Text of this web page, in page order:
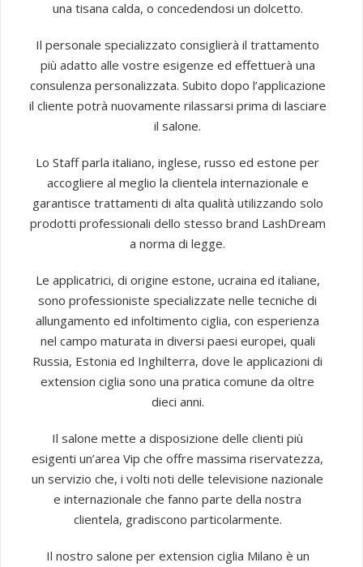
una tisana calda, o concedendosi un dolcetto.
Il personale specializzato consiglierà il trattamento
più adatto alle vostre esigenze ed effettuerà una
consulenza personalizzata. Subito dopo l’applicazione
il cliente potrà nuovamente rilassarsi prima di lasciare
il salone.
Lo Staff parla italiano, inglese, russo ed estone per
accogliere al meglio la clientela internazionale e
garantisce trattamenti di alta qualità utilizzando solo
prodotti professionali dello stesso brand LashDream
a norma di legge.
Le applicatrici, di origine estone, ucraina ed italiane,
sono professioniste specializzate nelle tecniche di
allungamento ed infoltimento ciglia, con esperienza
nel campo maturata in diversi paesi europei, quali
Russia, Estonia ed Inghilterra, dove le applicazioni di
extension ciglia sono una pratica comune da oltre
dieci anni.
Il salone mette a disposizione delle clienti più
esigenti un’area Vip che offre massima riservatezza,
un servizio che, i volti noti delle televisione nazionale
e internazionale che fanno parte della nostra
clientela, gradiscono particolarmente.
Il nostro salone per extension ciglia Milano è un